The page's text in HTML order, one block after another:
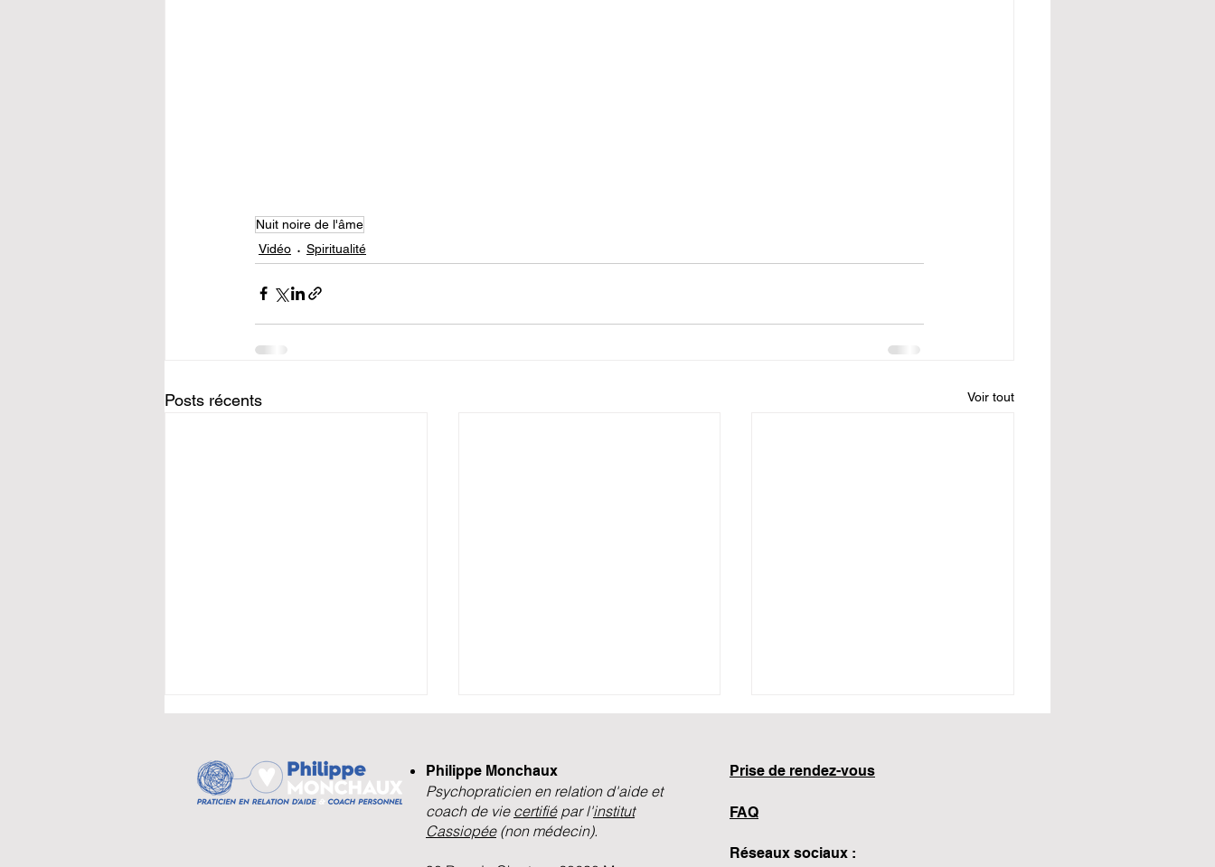
Nuit noire de l'âme
Vidéo
Spiritualité
Posts récents Voir tout
Les états du moi
Philippe Monchaux
Psychopraticien en relation d'aide et
coach de vie certifiépar l'institut
Cassiopée(non médecin).
​Prise de rendez-vous
FAQ
Réseaux sociaux :